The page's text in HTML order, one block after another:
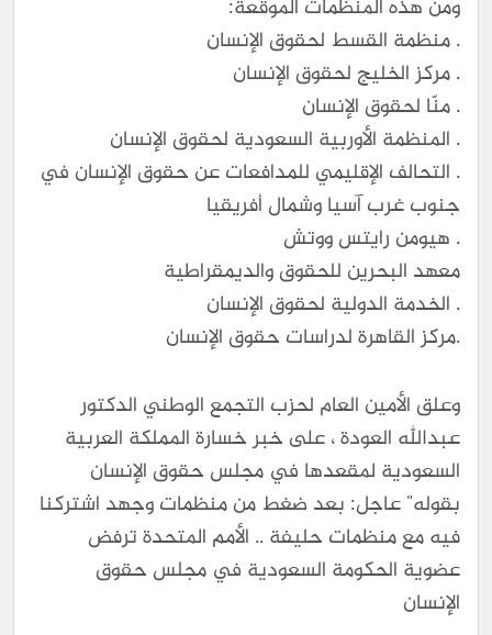
ومن هذه المنظمات الموقعة:
. منظمة القسط لحقوق الإنسان
. مركز الخليج لحقوق الإنسان
. منّا لحقوق الإنسان
. المنظمة الأوربية السعودية لحقوق الإنسان
. التحالف الإقليمي للمدافعات عن حقوق الإنسان في
جنوب غرب آسيا وشمال أفريقيا
. هيومن رايتس ووتش
معهد البحرين للحقوق والديمقراطية
. الخدمة الدولية لحقوق الإنسان
.مركز القاهرة لدراسات حقوق الإنسان
وعلق الأمين العام لحزب التجمع الوطني الدكتور
عبدالله العودة ، على خبر خسارة المملكة العربية
السعودية لمقعدها في مجلس حقوق الإنسان
بقوله" عاجل: بعد ضغط من منظمات وجهد اشتركنا
فيه مع منظمات حليفة .. الأمم المتحدة ترفض
عضوية الحكومة السعودية في مجلس حقوق
الإنسان